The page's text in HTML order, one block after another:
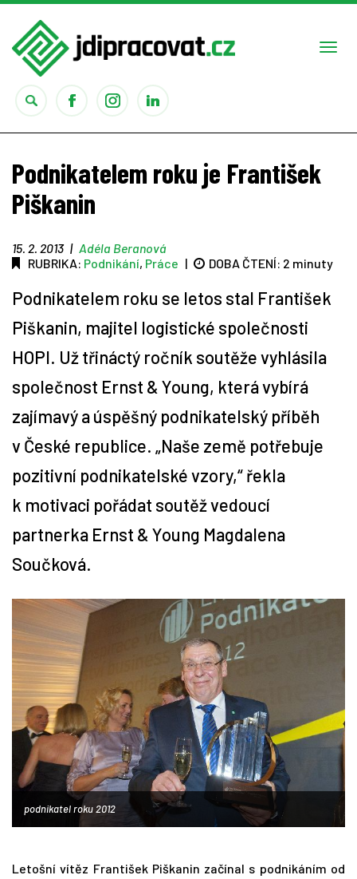
Obory
Seriály
Tipy
Časopis
Soutěže
Podnikatelem roku je František
Piškanin
15. 2. 2013 | Adéla Beranová
RUBRIKA: Podnikání, Práce | DOBA ČTENÍ: 2 minuty
Podnikatelem roku se letos stal František
Piškanin, majitel logistické společnosti
HOPI. Už třináctý ročník soutěže vyhlásila
společnost Ernst & Young, která vybírá
zajímavý a úspěšný podnikatelský příběh
v České republice. „Naše země potřebuje
pozitivní podnikatelské vzory,“ řekla
k motivaci pořádat soutěž vedoucí
partnerka Ernst & Young Magdalena
Součková.
podnikatel roku 2012
Letošní vítěz František Piškanin začínal s podnikáním od